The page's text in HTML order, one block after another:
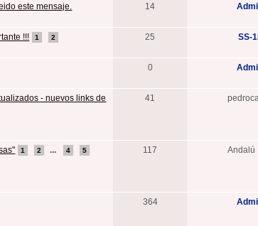
este mensaje. 14
!!! 1 2 25 SS-
0
- nuevos links de
41
1 2 ... 4 5 117 Andalú
364